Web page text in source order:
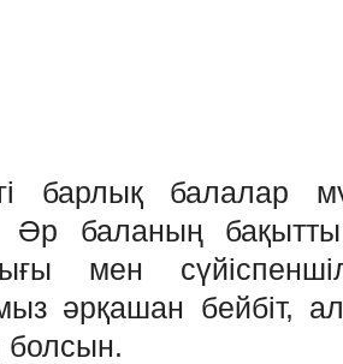
барлық балалар
Әр баланың
мен
әрқашан бейбіт,
болсын.